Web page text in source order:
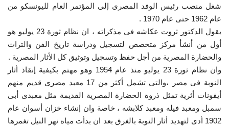
شغل منصب رئيس الوفد المصرى إلى المؤتمر العام لليونسكو من
عام 1962 حتى عام 1970 .
يقول الدكتور ثروت عكاشه فى مذكراته ، ان نظام ثورة 23 يوليو هو
أول من أنشأ مركز متخصص لتسجيل ودراسة تاريخ الفن والتراث
والحضارة المصرية من أجل حفظ وتسجيل وتوثيق كل الأثار المصرية .
وان نظام ثورة 23 يوليو منذ عام 1954 وهو مهتم بكيفية إنقاذ أثار
النوبة فى مصر ،والتى تشمل أكثر من 17 معبد مصرى قديم منهم
أيقونات أثرية تمثل ذروة الحضارة المصرية القديمة مثل معبدى أبى
سمبل ومعبد فيله ومعبد كلابشه ، خاصة وان إنشاء خزان أسوان عام
1902 أدى لتهديد أثار النوبة بالغرق بعد ان بدأت مياه نهر النيل تغمرها